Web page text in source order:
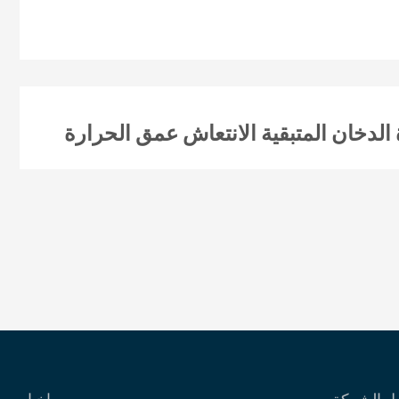
المتبقية الانتعاش عمق الحرارة